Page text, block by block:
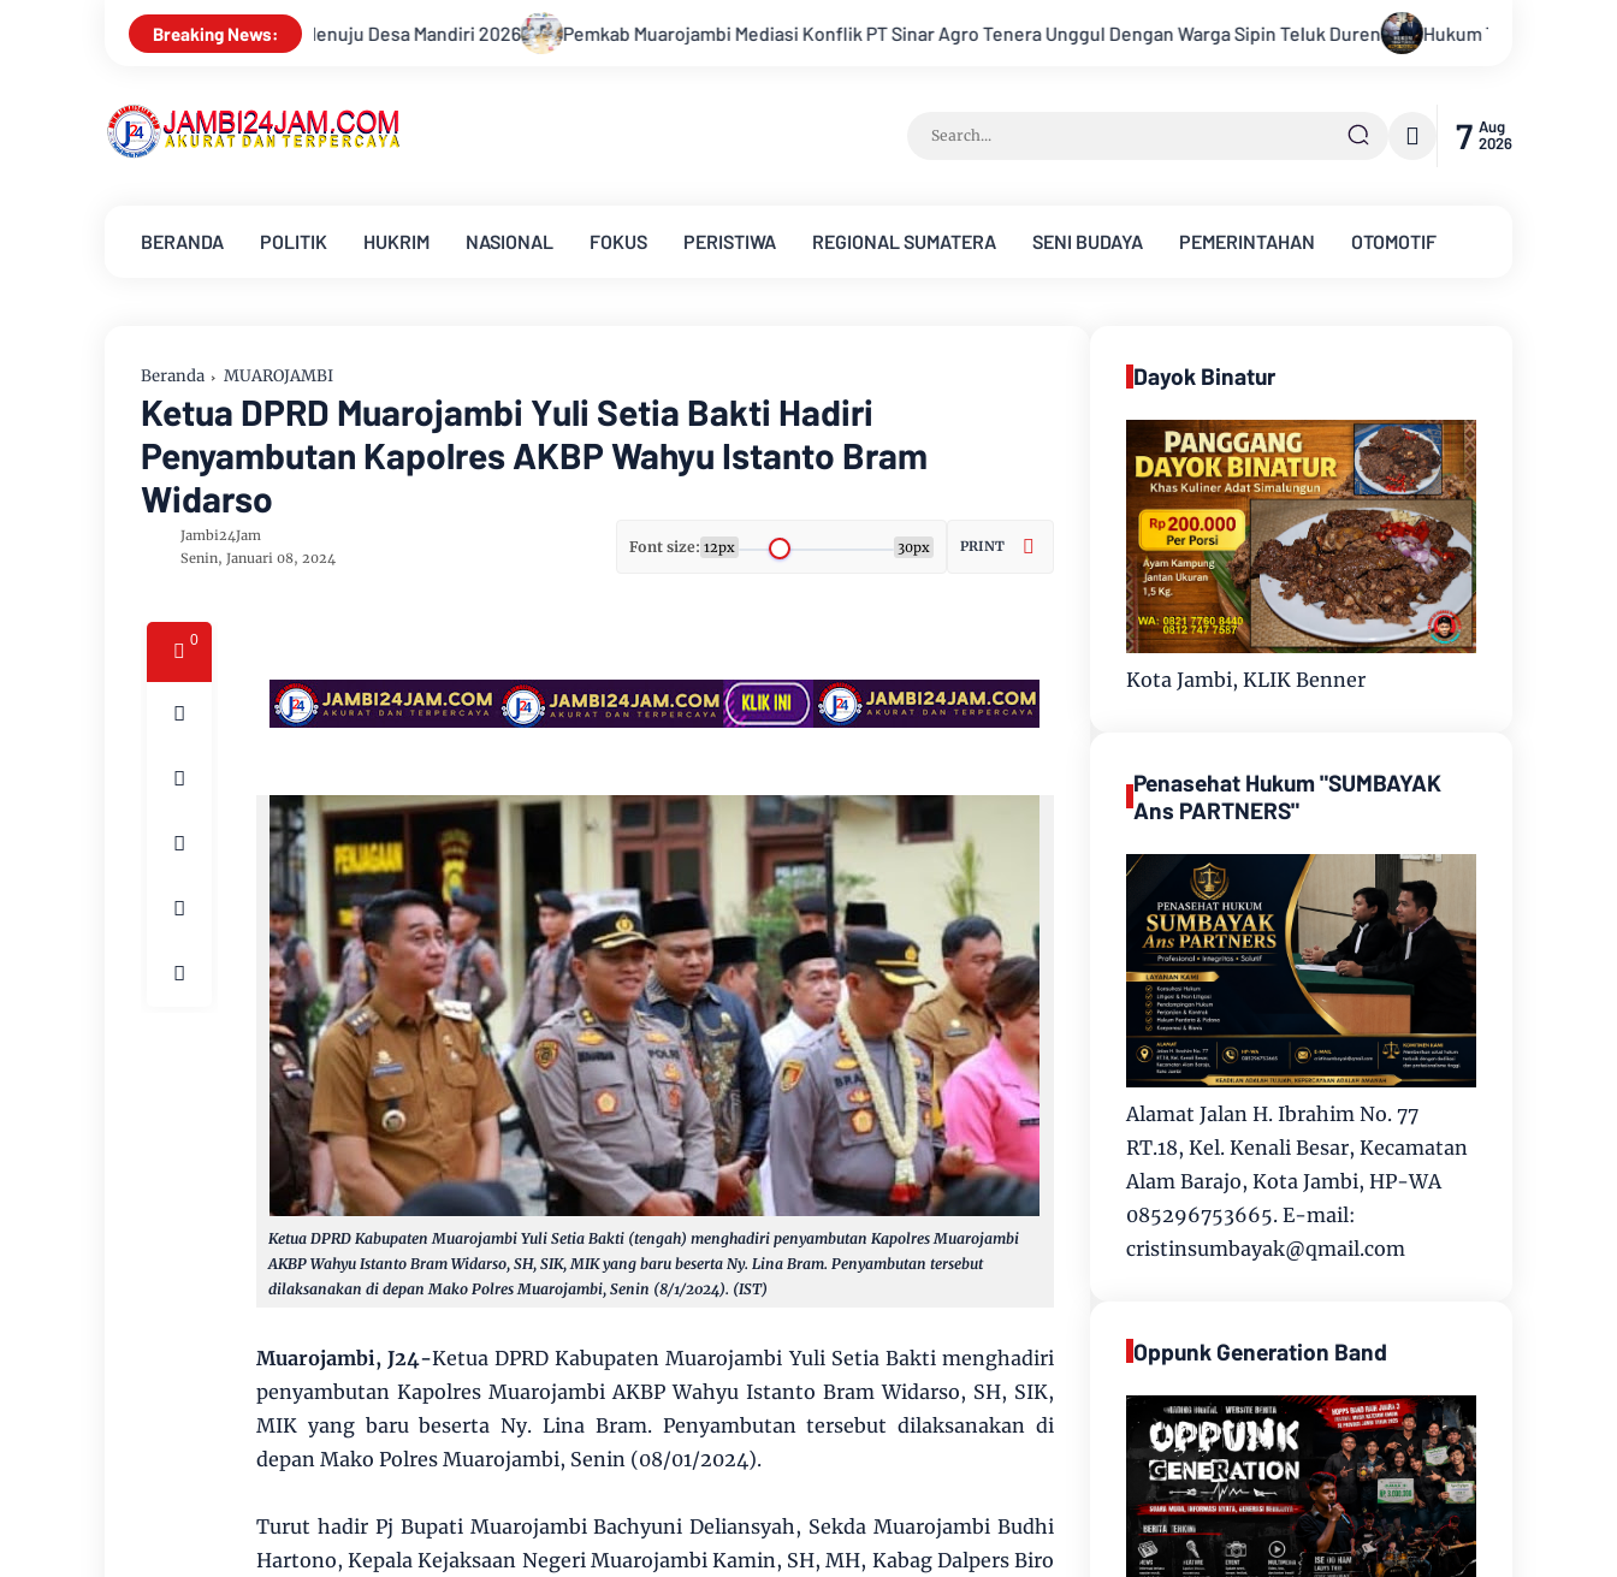
Breaking News:
Desa Mandiri 2026 Pemkab Muarojambi Mediasi Konflik PT Sinar Agro Tenera Unggul Dengan Warga Sipin Teluk Duren Hukum Tidak Tunduk pada Persepsi: Kritik Terhadap
7 Aug
2026
BERANDA POLITIK HUKRIM NASIONAL FOKUS PERISTIWA REGIONAL SUMATERA SENI BUDAYA PEMERINTAHAN OTOMOTIF
Beranda MUAROJAMBI
Ketua DPRD Muarojambi Yuli Setia Bakti Hadiri
Penyambutan Kapolres AKBP Wahyu Istanto Bram
Widarso
Jambi24Jam
Senin, Januari 08, 2024
Font size: 12px 30px PRINT
0
Ketua DPRD Kabupaten Muarojambi Yuli Setia Bakti (tengah) menghadiri penyambutan Kapolres Muarojambi
AKBP Wahyu Istanto Bram Widarso, SH, SIK, MIK yang baru beserta Ny. Lina Bram. Penyambutan tersebut
dilaksanakan di depan Mako Polres Muarojambi, Senin (8/1/2024). (IST)
Muarojambi, J24-Ketua DPRD Kabupaten Muarojambi Yuli Setia Bakti menghadiri
penyambutan Kapolres Muarojambi AKBP Wahyu Istanto Bram Widarso, SH, SIK,
MIK yang baru beserta Ny. Lina Bram. Penyambutan tersebut dilaksanakan di
depan Mako Polres Muarojambi, Senin (08/01/2024).
Turut hadir Pj Bupati Muarojambi Bachyuni Deliansyah, Sekda Muarojambi Budhi
Hartono, Kepala Kejaksaan Negeri Muarojambi Kamin, SH, MH, Kabag Dalpers Biro
Dayok Binatur
Kota Jambi, KLIK Benner
Penasehat Hukum "SUMBAYAK
Ans PARTNERS"
Alamat Jalan H. Ibrahim No. 77
RT.18, Kel. Kenali Besar, Kecamatan
Alam Barajo, Kota Jambi, HP-WA
085296753665. E-mail:
cristinsumbayak@qmail.com
Oppunk Generation Band